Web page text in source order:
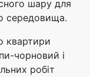
шару для
середовища.
квартири
чорновий і
робіт